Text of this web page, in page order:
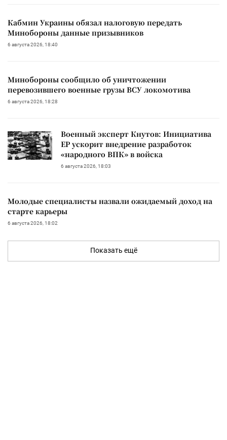
Кабмин Украины обязал налоговую передать
Минобороны данные призывников
6 августа 2026, 18:40
Минобороны сообщило об уничтожении
перевозившего военные грузы ВСУ локомотива
6 августа 2026, 18:28
Военный эксперт Кнутов: Инициатива
ЕР ускорит внедрение разработок
«народного ВПК» в войска
6 августа 2026, 18:03
Молодые специалисты назвали ожидаемый доход на
старте карьеры
6 августа 2026, 18:02
Показать ещё